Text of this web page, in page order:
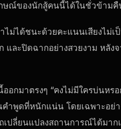
กษณ์ของนักสู้คนนี้ได้ในชั่วข้าม
ไม่ได้ชนะด้วยคะแนนเสียงไม่
ละปิดฉากอย่างสวยงาม หลังจ
กมาตรงๆ “คงไม่มีใครบ่นหร
ำพูดที่หนักแน่น โดยเฉพาะอย่
ปลี่ยนแปลงสถานการณ์ได้มา